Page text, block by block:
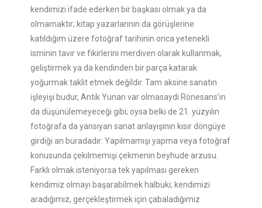
kendimizi ifade ederken bir başkası olmak ya da
olmamaktır; kitap yazarlarının da görüşlerine
katıldığım üzere fotoğraf tarihinin onca yetenekli
isminin tavır ve fikirlerini merdiven olarak kullanmak,
geliştirmek ya da kendinden bir parça katarak
yoğurmak taklit etmek değildir. Tam aksine sanatın
işleyişi budur, Antik Yunan var olmasaydı Rönesans’ın
da düşünülemeyeceği gibi; oysa belki de 21. yüzyılın
fotoğrafa da yansıyan sanat anlayışının kısır döngüye
girdiği an buradadır: Yapılmamışı yapma veya fotoğraf
konusunda çekilmemişi çekmenin beyhude arzusu.
Farklı olmak isteniyorsa tek yapılması gereken
kendimiz olmayı başarabilmek halbuki; kendimizi
aradığımız, gerçekleştirmek için çabaladığımız